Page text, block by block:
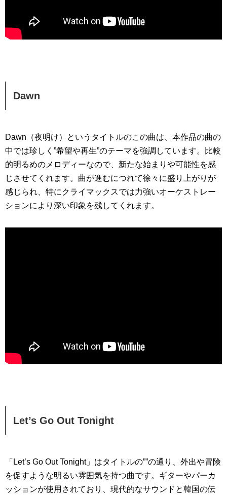
Dawn
Dawn（夜明け）というタイトルのこの曲は、本作品の曲の
中では珍しく”希望や再生”のテーマを強調しています。比較
的明るめのメロディーなので、新たな始まりや可能性を感
じさせてくれます。曲が進むにつれて徐々に盛り上がりが
感じられ、特にクライマックスでは力強いオーケストレー
ションにより深い印象を残してくれます。
Let’s Go Out Tonight
「Let’s Go Out Tonight」はタイトルの””の通り、外出や冒険
を促すような明るい雰囲気を持つ曲です。ギターやパーカ
ッションが使用されており、現代的なサウンドと韓国の伝